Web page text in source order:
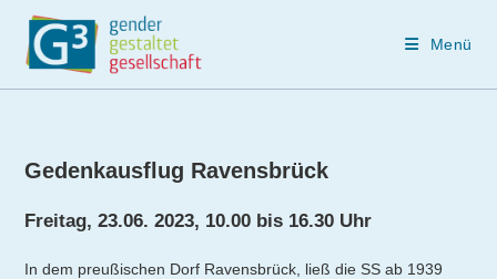
Menü
Gedenkausflug Ravensbrück
Freitag, 23.06. 2023, 10.00 bis 16.30 Uhr
In dem preußischen Dorf Ravensbrück, ließ die SS ab 1939